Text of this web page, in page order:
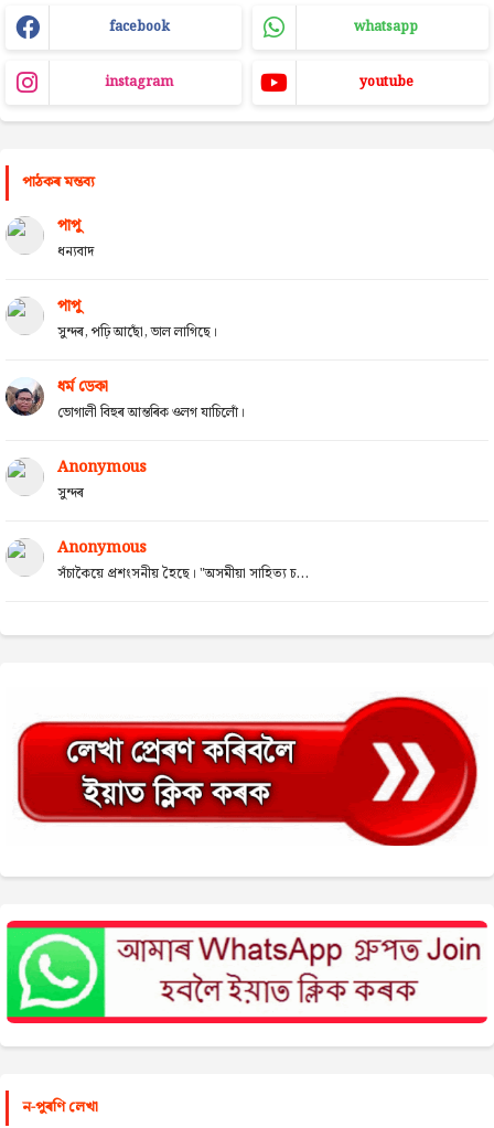
facebook whatsapp
instagram youtube
পাঠকৰ মন্তব্য
পাপু
ধন্যবাদ
পাপু
সুন্দৰ, পঢ়ি আছোঁ, ভাল লাগিছে।
ধৰ্ম ডেকা
ভোগালী বিহুৰ আন্তৰিক ওলগ যাচিলোঁ।
Anonymous
সুন্দৰ
Anonymous
সঁচাকৈয়ে প্ৰশংসনীয় হৈছে। "অসমীয়া সাহিত্য চ...
ন-পুৰণি লেখা